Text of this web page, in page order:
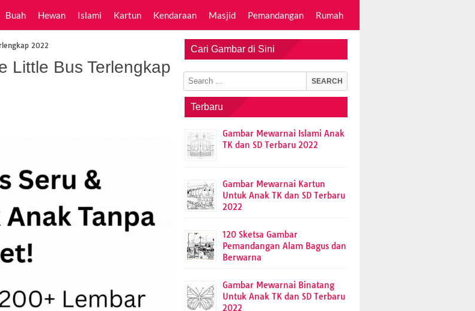
Buah Hewan Islami Kartun Kendaraan Masjid Pemandangan Rumah
2022
Little Bus Terlengkap
Cari Gambar di Sini
Terbaru
Gambar Mewarnai Islami Anak
TK dan SD Terbaru 2022
Gambar Mewarnai Kartun
Untuk Anak TK dan SD Terbaru
2022
120 Sketsa Gambar
Pemandangan Alam Bagus dan
Berwarna
Gambar Mewarnai Binatang
Untuk Anak TK dan SD Terbaru
2022